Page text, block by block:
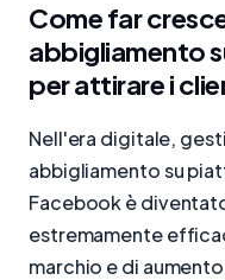
Come far
abbigliamento
per attirare i
Nell'era digitale,
abbigliamento su
Facebook è
estremamente
marchio e di